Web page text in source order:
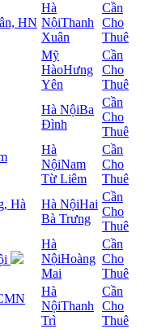
HN
Hà
NộiThanh
Xuân
Cần
Cho
Thuê
Mỹ
HàoHưng
Yên
Cần
Cho
Thuê
Hà NộiBa
Đình
Cần
Cho
Thuê
Hà
NộiNam
Từ Liêm
Cần
Cho
Thuê
Hà
Hà NộiHai
Bà Trưng
Cần
Cho
Thuê
Hà
NộiHoàng
Mai
Cần
Cho
Thuê
Hà
NộiThanh
Trì
Cần
Cho
Thuê